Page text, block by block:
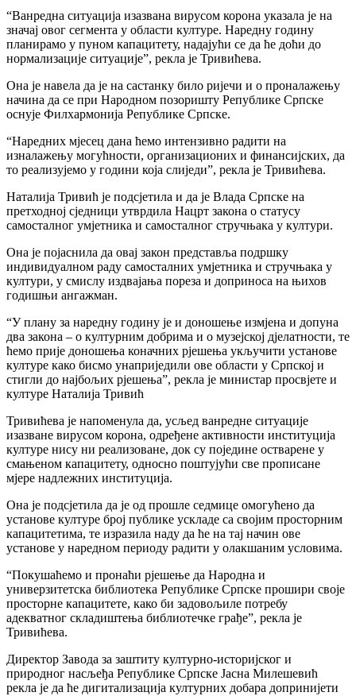
“Ванредна ситуација изазвана вирусом корона указала је на
значај овог сегмента у области културе. Наредну годину
планирамо у пуном капацитету, надајући се да ће доћи до
нормализације ситуације”, рекла је Тривићева.
Она је навела да је на састанку било ријечи и о проналажењу
начина да се при Народном позоришту Републике Српске
оснује Филхармонија Републике Српске.
“Наредних мјесец дана ћемо интензивно радити на
изналажењу могућности, организационих и финансијских, да
то реализујемо у години која слиједи”, рекла је Тривићева.
Наталија Тривић је подсјетила и да је Влада Српске на
претходној сједници утврдила Нацрт закона о статусу
самосталног умјетника и самосталног стручњака у култури.
Она је појаснила да овај закон представља подршку
индивидуалном раду самосталних умјетника и стручњака у
култури, у смислу издвајања пореза и доприноса на њихов
годишњи ангажман.
“У плану за наредну годину је и доношење измјена и допуна
два закона – о културним добрима и о музејској дјелатности, те
ћемо прије доношења коначних рјешења укључити установе
културе како бисмо унаприједили ове области у Српској и
стигли до најбољих рјешења”, рекла је министар просвјете и
културе Наталија Тривић
Тривићева је напоменула да, усљед ванредне ситуације
изазване вирусом корона, одређене активности институција
културе нису ни реализоване, док су поједине остварене у
смањеном капацитету, односно поштујући све прописане
мјере надлежних институција.
Она је подсјетила да је од прошле седмице омогућено да
установе културе број публике ускладе са својим просторним
капацитетима, те изразила наду да ће на тај начин ове
установе у наредном периоду радити у олакшаним условима.
“Покушаћемо и пронаћи рјешење да Народна и
универзитетска библиотека Републике Српске прошири своје
просторне капацитете, како би задовољиле потребу
адекватног складиштења библиотечке грађе”, рекла је
Тривићева.
Директор Завода за заштиту културно-историјског и
природног насљеђа Републике Српске Јасна Милешевић
рекла је да ће дигитализација културних добара допринијети